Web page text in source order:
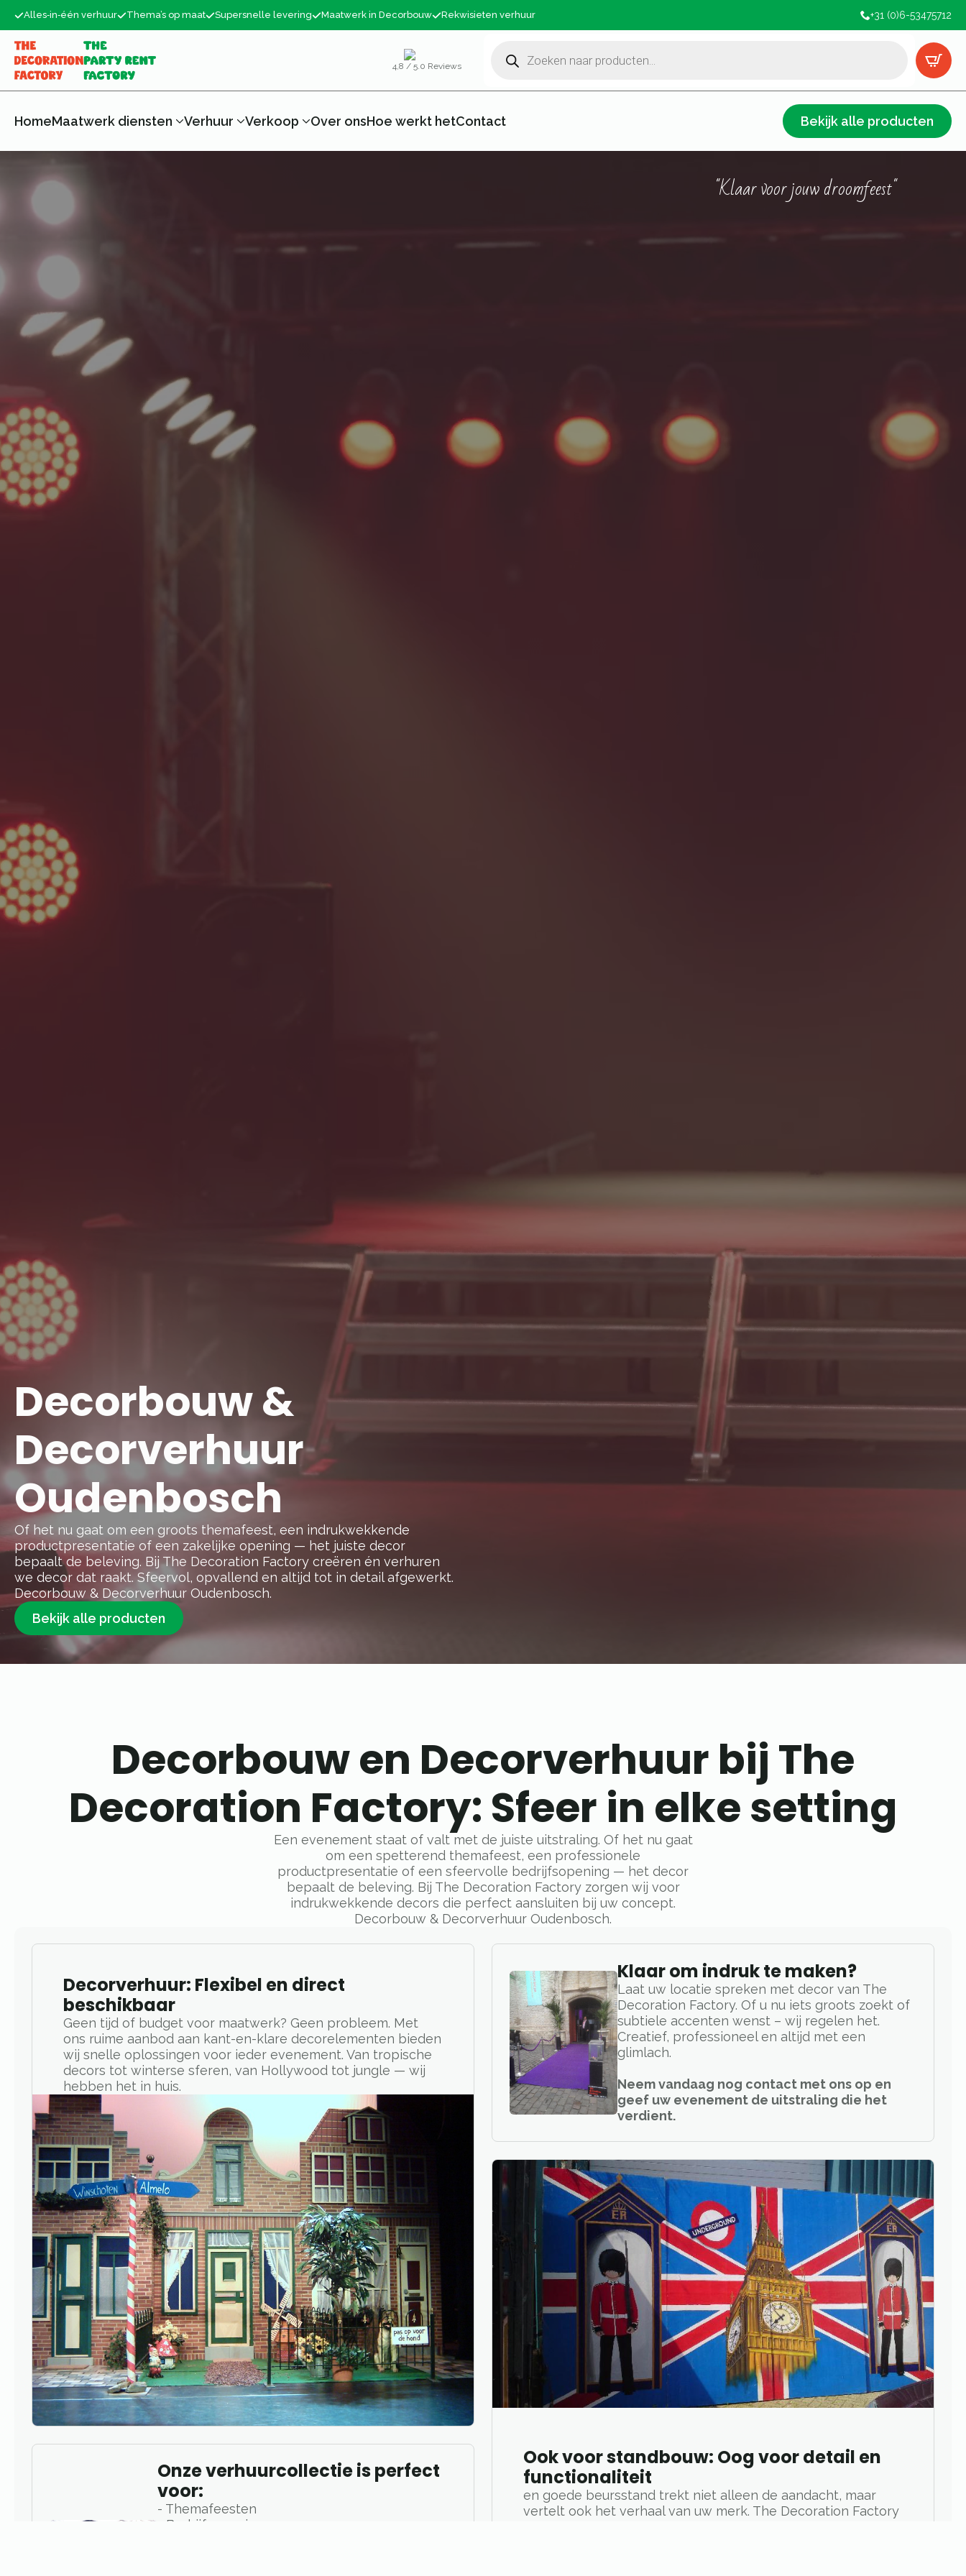
Alles‑in‑één verhuur Thema’s op maat Supersnelle levering Maatwerk in Decorbouw Rekwisieten verhuur +31 (0)6-53475712
4,8 / 5.0 Reviews
zoeken
HomeMaatwerk diensten Verhuur Verkoop Over onsHoe werkt hetContact Bekijk alle producten
Decorbouw &
Decorverhuur
Oudenbosch
Of het nu gaat om een groots themafeest, een indrukwekkende
productpresentatie of een zakelijke opening — het juiste decor
bepaalt de beleving. Bij The Decoration Factory creëren én verhuren
we decor dat raakt. Sfeervol, opvallend en altijd tot in detail afgewerkt.
Decorbouw & Decorverhuur Oudenbosch.
Bekijk alle producten
"Klaar voor jouw droomfeest"
Decorbouw en Decorverhuur bij The
Decoration Factory: Sfeer in elke setting
Een evenement staat of valt met de juiste uitstraling. Of het nu gaat
om een spetterend themafeest, een professionele
productpresentatie of een sfeervolle bedrijfsopening — het decor
bepaalt de beleving. Bij The Decoration Factory zorgen wij voor
indrukwekkende decors die perfect aansluiten bij uw concept.
Decorbouw & Decorverhuur Oudenbosch.
Decorverhuur: Flexibel en direct
beschikbaar
Geen tijd of budget voor maatwerk? Geen probleem. Met
ons ruime aanbod aan kant-en-klare decorelementen bieden
wij snelle oplossingen voor ieder evenement. Van tropische
decors tot winterse sferen, van Hollywood tot jungle — wij
hebben het in huis.
Klaar om indruk te maken?
Laat uw locatie spreken met decor van The
Decoration Factory. Of u nu iets groots zoekt of
subtiele accenten wenst – wij regelen het.
Creatief, professioneel en altijd met een
glimlach.
Neem vandaag nog contact met ons op en
geef uw evenement de uitstraling die het
verdient.
Ook voor standbouw: Oog voor detail en
functionaliteit
en goede beursstand trekt niet alleen de aandacht, maar
vertelt ook het verhaal van uw merk. The Decoration Factory
Onze verhuurcollectie is perfect
voor:
- Themafeesten
- Bedrijfsopeningen